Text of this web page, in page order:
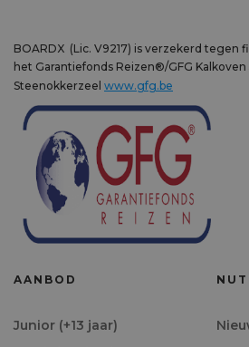
BOARDX (Lic. V9217) is verzekerd tegen
het Garantiefonds Reizen®/GFG
Steenokkerzeel www.gfg.be
AANBOD
Junior (+13 jaar)